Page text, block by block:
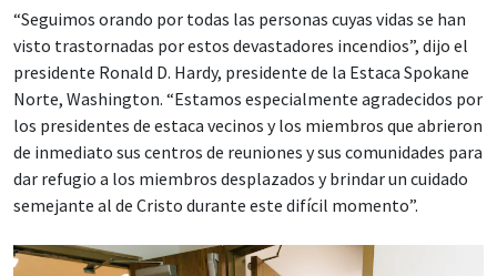
“Seguimos orando por todas las personas cuyas vidas se han
visto trastornadas por estos devastadores incendios”, dijo el
presidente Ronald D. Hardy, presidente de la Estaca Spokane
Norte, Washington. “Estamos especialmente agradecidos por
los presidentes de estaca vecinos y los miembros que abrieron
de inmediato sus centros de reuniones y sus comunidades para
dar refugio a los miembros desplazados y brindar un cuidado
semejante al de Cristo durante este difícil momento”.